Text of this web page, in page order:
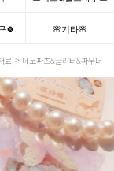
🍀 🌸기타🌸
료 데코파츠&글리터&파우더